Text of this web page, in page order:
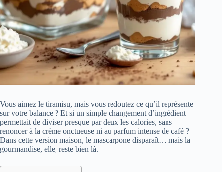
Vous aimez le tiramisu, mais vous redoutez ce qu’il représente
sur votre balance ? Et si un simple changement d’ingrédient
permettait de diviser presque par deux les calories, sans
renoncer à la crème onctueuse ni au parfum intense de café ?
Dans cette version maison, le mascarpone disparaît… mais la
gourmandise, elle, reste bien là.